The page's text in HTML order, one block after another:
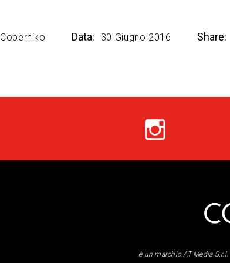
Coperniko Data: 30 Giugno 2016 Share:
è un marchio AT Media S.r.l.